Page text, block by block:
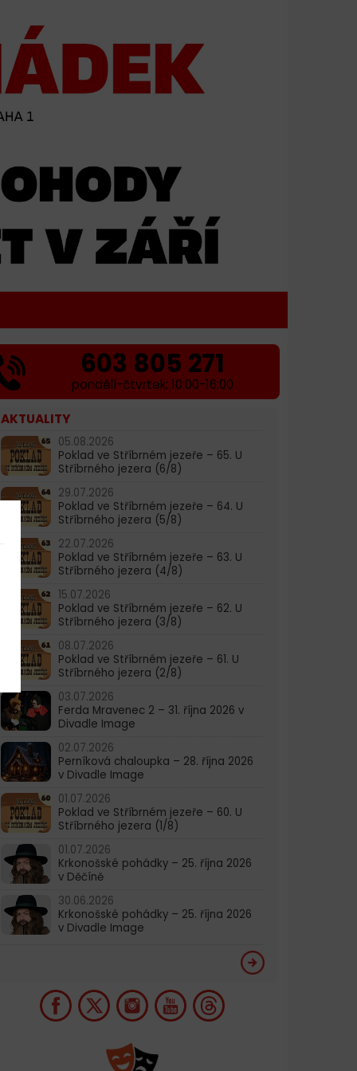
603 805 271
pondělí-čtvrtek: 10:00-16:00
AKTUALITY
05.08.2026
Poklad ve Stříbrném jezeře – 65. U
Stříbrného jezera (6/8)
29.07.2026
Poklad ve Stříbrném jezeře – 64. U
Stříbrného jezera (5/8)
22.07.2026
Poklad ve Stříbrném jezeře – 63. U
Stříbrného jezera (4/8)
15.07.2026
Poklad ve Stříbrném jezeře – 62. U
Stříbrného jezera (3/8)
08.07.2026
Poklad ve Stříbrném jezeře – 61. U
Stříbrného jezera (2/8)
03.07.2026
Ferda Mravenec 2 – 31. října 2026 v
Divadle Image
02.07.2026
Perníková chaloupka – 28. října 2026
v Divadle Image
01.07.2026
Poklad ve Stříbrném jezeře – 60. U
Stříbrného jezera (1/8)
01.07.2026
Krkonošské pohádky – 25. října 2026
v Děčíně
30.06.2026
Krkonošské pohádky – 25. října 2026
v Divadle Image